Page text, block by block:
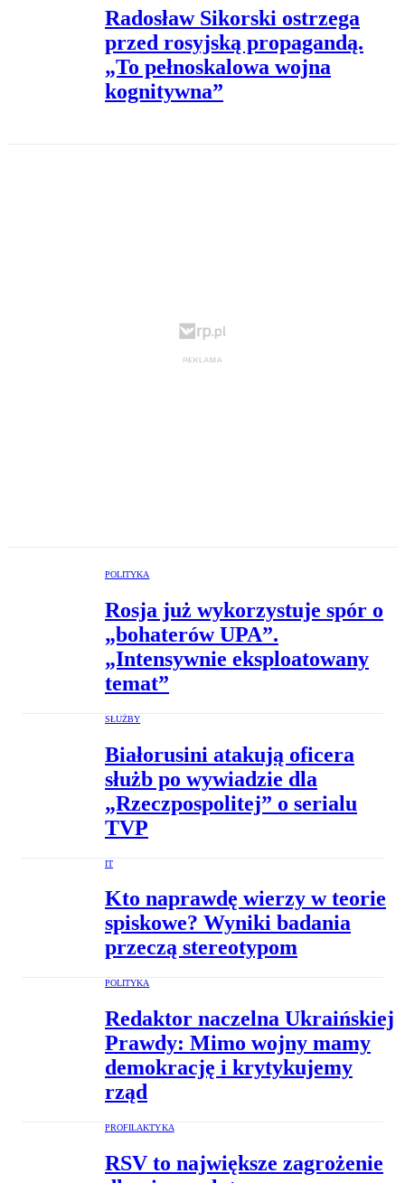
Radosław Sikorski ostrzega
przed rosyjską propagandą.
„To pełnoskalowa wojna
kognitywna”
POLITYKA
Rosja już wykorzystuje spór o
„bohaterów UPA”.
„Intensywnie eksploatowany
temat”
SŁUŻBY
Białorusini atakują oficera
służb po wywiadzie dla
„Rzeczpospolitej” o serialu
TVP
IT
Kto naprawdę wierzy w teorie
spiskowe? Wyniki badania
przeczą stereotypom
POLITYKA
Redaktor naczelna Ukraińskiej
Prawdy: Mimo wojny mamy
demokrację i krytykujemy
rząd
PROFILAKTYKA
RSV to największe zagrożenie